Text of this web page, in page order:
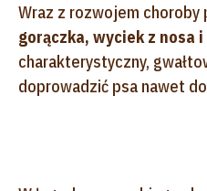
Wraz z rozwojem choroby
gorączka, wyciek z nosa i
charakterystyczny,
doprowadzić psa nawet do